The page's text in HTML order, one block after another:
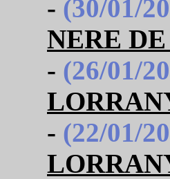
- (30/01/
NERE
- (26/01/
- (22/01/